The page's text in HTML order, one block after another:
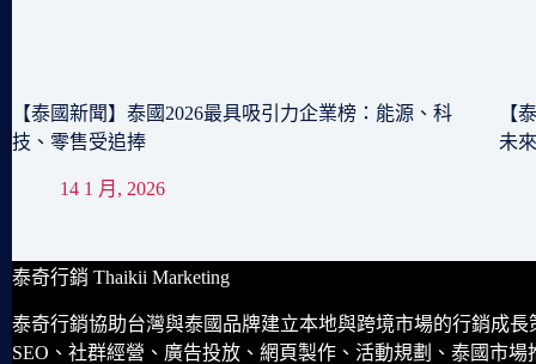
【泰國新聞】泰國2026最具吸引力企業榜：能源、科
技、零售受追捧
14 1 月, 2026
【
未
泰奇行銷 Thaikii Marketing
泰奇行銷協助台灣與泰國品牌建立本地與跨境市場的行銷成長
SEO、社群經營、廣告投放、網頁製作、活動規劃、泰國市